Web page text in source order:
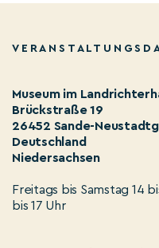
Museum im
Brückstraße 19
26452 Sande-
Deutschland
Niedersachsen
Freitags bis Samstag 14
bis 17 Uhr